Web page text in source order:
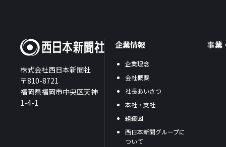
株式会社西日本新聞社
〒810-8721
福岡県福岡市中央区天神
1-4-1
企業情報
企業理念
会社概要
社長あいさつ
本社・支社
組織図
西日本新聞グループに
ついて
事業